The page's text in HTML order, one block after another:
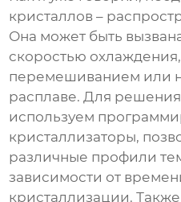
кристаллов –
Она может быть
скоростью
перемешиванием или
расплаве. Для
используем
кристаллизаторы,
различные профили
зависимости от
кристаллизации.